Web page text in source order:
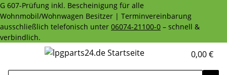
G 607-Prüfung inkl. Bescheinigung für alle
Wohnmobil/Wohnwagen Besitzer | Terminvereinbarung
ausschließlich telefonisch unter 06074-21100-0 – schnell &
verbindlich.
0,00 €